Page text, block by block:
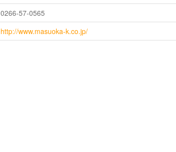
0266-57-0565
http://www.masuoka-k.co.jp/